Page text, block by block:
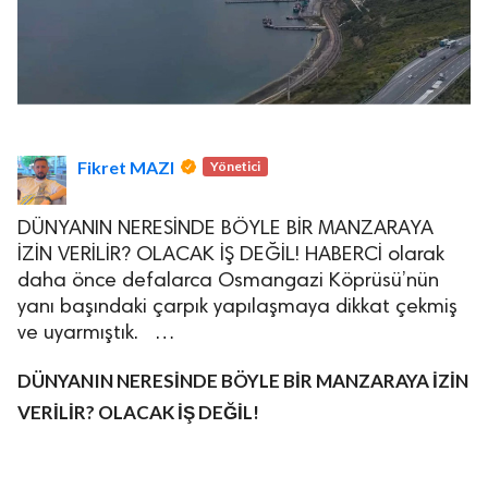
Fikret MAZI Yönetici
DÜNYANIN NERESİNDE BÖYLE BİR MANZARAYA
İZİN VERİLİR? OLACAK İŞ DEĞİL! HABERCİ olarak
daha önce defalarca Osmangazi Köprüsü’nün
yanı başındaki çarpık yapılaşmaya dikkat çekmiş
ve uyarmıştık. …
DÜNYANIN NERESİNDE BÖYLE BİR MANZARAYA İZİN
VERİLİR? OLACAK İŞ DEĞİL!